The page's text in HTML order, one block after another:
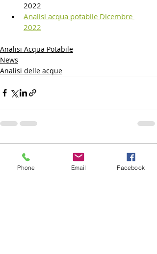
2022
Analisi acqua potabile Dicembre
2022
Analisi Acqua Potabile
News
Analisi delle acque
Commenti
Phone Email Facebook